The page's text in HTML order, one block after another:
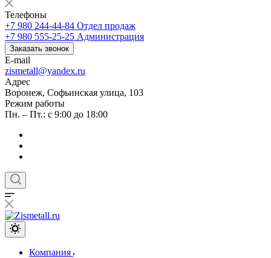
Телефоны
+7 980 244-44-84 Отдел продаж
+7 980 555-25-25 Администрация
Заказать звонок
E-mail
zismetall@yandex.ru
Адрес
Воронеж, Софьинская улица, 103
Режим работы
Пн. – Пт.: с 9:00 до 18:00
Компания